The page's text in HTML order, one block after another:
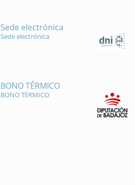
Sede electrónica
Sede electrónica
BONO TÉRMICO
BONO TÉRMICO